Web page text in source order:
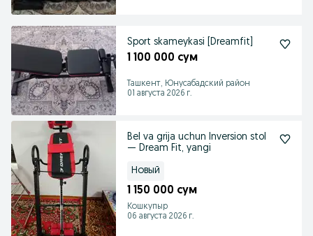
Sport skameykasi [Dreamfit]
1 100 000 сум
Ташкент, Юнусабадский район
01 августа 2026 г.
Bel va grija uchun Inversion stol
— Dream Fit, yangi
Новый
1 150 000 сум
Кошкупыр
06 августа 2026 г.